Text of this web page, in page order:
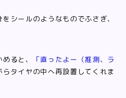
シールのようなものでふさぎ、
ると、
「直ったよー（推測、ラ
らタイヤの中へ再設置してくれま